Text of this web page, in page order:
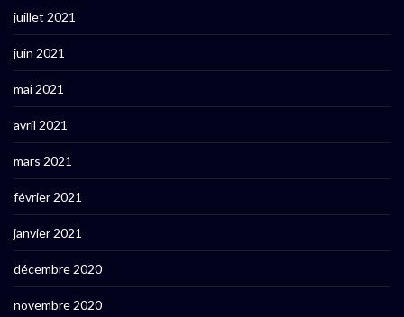
juillet 2021
juin 2021
mai 2021
avril 2021
mars 2021
février 2021
janvier 2021
décembre 2020
novembre 2020